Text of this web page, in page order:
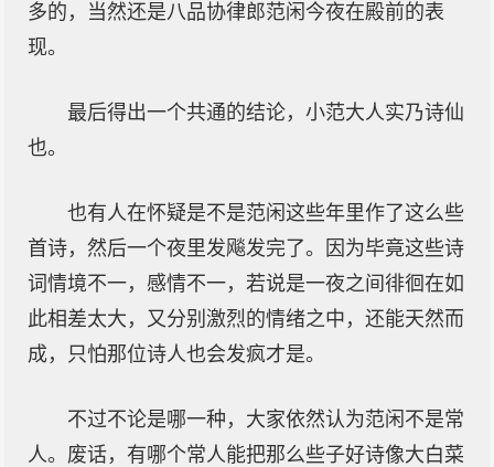
多的，当然还是八品协律郎范闲今夜在殿前的表
现。
最后得出一个共通的结论，小范大人实乃诗仙
也。
也有人在怀疑是不是范闲这些年里作了这么些
首诗，然后一个夜里发飚发完了。因为毕竟这些诗
词情境不一，感情不一，若说是一夜之间徘徊在如
此相差太大，又分别激烈的情绪之中，还能天然而
成，只怕那位诗人也会发疯才是。
不过不论是哪一种，大家依然认为范闲不是常
人。废话，有哪个常人能把那么些子好诗像大白菜